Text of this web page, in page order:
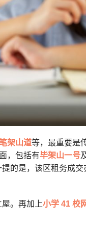
架山道等，最重要是
，包括有毕架山一号
的是，该区租务成
。再加上小学 41 校